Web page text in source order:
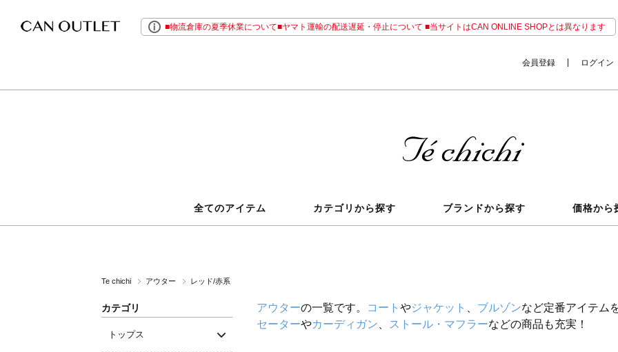
■物流倉庫の夏季休業について■ヤマト運輸の配送遅延・停止について ■当サイトはCAN ONLINE SHOPとは異なります
会員登録 ログイン
全てのアイテム カテゴリから探す ブランドから探す 価格から
Te chichi アウター レッド/赤系
カテゴリ
トップス
アウターの一覧です。 コート やジャケット ブルゾンなど定番アイテム
セーターやカーディガン ストール・マフラーなどの商品も充実！